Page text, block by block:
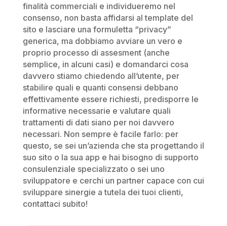
finalità commerciali e individueremo nel
consenso, non basta affidarsi al template del
sito e lasciare una formuletta “privacy”
generica, ma dobbiamo avviare un vero e
proprio processo di assesment (anche
semplice, in alcuni casi) e domandarci cosa
davvero stiamo chiedendo all’utente, per
stabilire quali e quanti consensi debbano
effettivamente essere richiesti, predisporre le
informative necessarie e valutare quali
trattamenti di dati siano per noi davvero
necessari. Non sempre è facile farlo: per
questo, se sei un’azienda che sta progettando il
suo sito o la sua app e hai bisogno di supporto
consulenziale specializzato o sei uno
sviluppatore e cerchi un partner capace con cui
sviluppare sinergie a tutela dei tuoi clienti,
contattaci subito!